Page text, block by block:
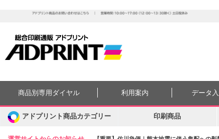
商品別専用ダイヤル 利用案内 データ
アドプリント商品カテゴリー 印刷商品